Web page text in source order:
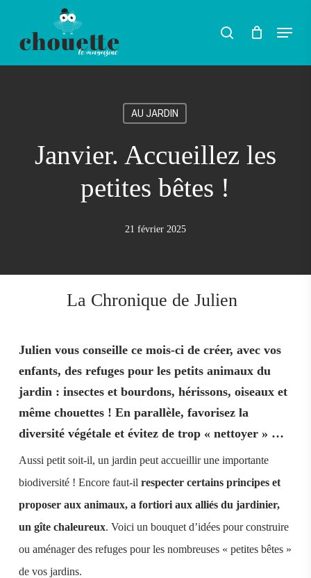
Rechercher
search Menu
AU JARDIN
Janvier. Accueillez les
petites bêtes !
21 février 2025
La Chronique de Julien
Julien vous conseille ce mois-ci de créer, avec vos
enfants, des refuges pour les petits animaux du
jardin : insectes et bourdons, hérissons, oiseaux et
même chouettes ! En parallèle, favorisez la
diversité végétale et évitez de trop « nettoyer » …
Aussi petit soit-il, un jardin peut accueillir une importante
biodiversité ! Encore faut-il respecter certains principes et
proposer aux animaux, a fortiori aux alliés du jardinier,
un gîte chaleureux. Voici un bouquet d’idées pour construire
ou aménager des refuges pour les nombreuses « petites bêtes »
de vos jardins.